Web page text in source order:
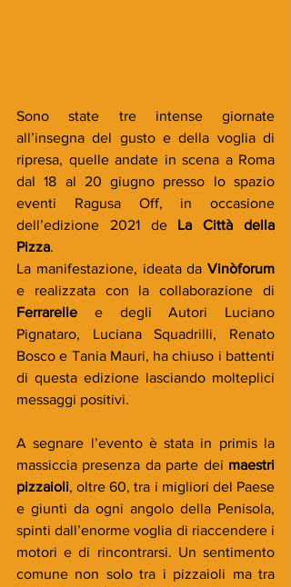
Sono state tre intense giornate
all’insegna del gusto e della voglia di
ripresa, quelle andate in scena a Roma
dal 18 al 20 giugno presso lo spazio
eventi Ragusa Off, in occasione
dell’edizione 2021 de La Città della
Pizza.
La manifestazione, ideata da Vinòforum
Ferrarelle e degli Autori Luciano
Pignataro, Luciana Squadrilli, Renato
Bosco e Tania Mauri, ha chiuso i battenti
di questa edizione lasciando molteplici
messaggi positivi.
A segnare l’evento è stata in primis la
massiccia presenza da parte dei maestri
pizzaioli, oltre 60, tra i migliori del Paese
e giunti da ogni angolo della Penisola,
spinti dall’enorme voglia di riaccendere i
motori e di rincontrarsi. Un sentimento
comune non solo tra i pizzaioli ma tra